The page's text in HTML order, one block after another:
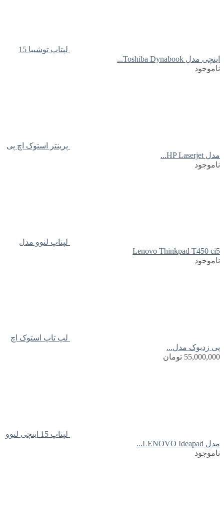
لپتاپ توشیبا 15
اینچی مدل Toshiba Dynabook...
ناموجود
پرینتر استوک اچ پی
مدل HP Laserjet...
ناموجود
لپتاپ لنوو مدل
Lenovo Thinkpad T450 ci5
ناموجود
لپ تاپ استوک اچ
پی زدبوک مدل...
55,000,000 تومان
لپتاپ 15 اینچی لنوو
مدل LENOVO Ideapad...
ناموجود